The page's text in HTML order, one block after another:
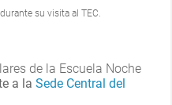
su visita al TEC.
de la Escuela Noche
a la Sede Central del